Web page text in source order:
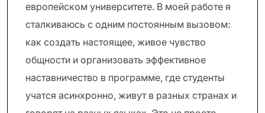
европейском университете. В моей работе я
сталкиваюсь с одним постоянным вызовом:
как создать настоящее, живое чувство
общности и организовать эффективное
наставничество в программе, где студенты
учатся асинхронно, живут в разных странах и